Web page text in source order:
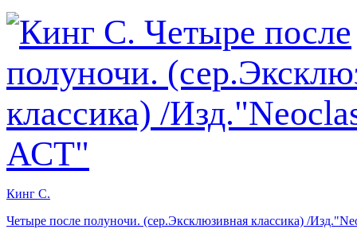
Кинг С.
Четыре после полуночи. (сер.Эксклюзивная классика) /